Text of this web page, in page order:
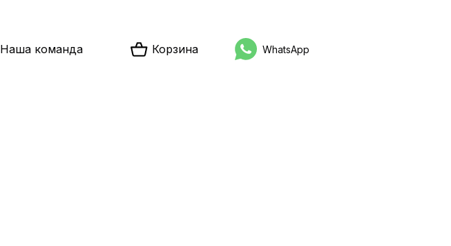
Наша команда Корзина WhatsApp